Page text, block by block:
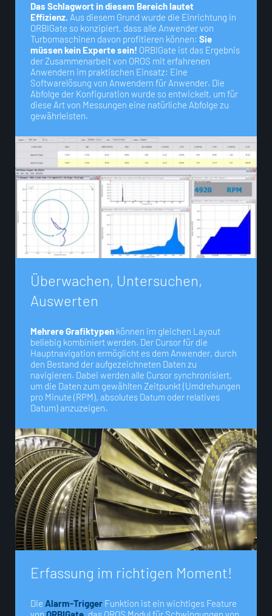
Das Schlagwort in diesem Bereich lautet
Effizienz. Aus diesem Grund wurde die Einrichtung in
ORBIGate so konzipiert, dass alle Anwender von
Turbomaschinen davon profitieren können: Sie
müssen kein Experte sein! ORBIGate ist das Ergebnis
der Zusammenarbeit von OROS mit erfahrenen
Anwendern im praktischen Einsatz: Eine
Softwarelösung von Anwendern für Anwender. Die
Abfolge der Konfiguration wurde so entwickelt, um für
diese Art von Messungen eine natürliche Abfolge zu
gewährleisten.
Überwachen, Untersuchen,
Auswerten
Mehrere Grafiktypen können im gleichen Layout
beliebig kombiniert werden. Der Cursor für die
Hauptnavigation ermöglicht es dem Anwender, durch
den Bestand der aufgezeichneten Daten zu
navigieren. Dabei werden alle Cursor synchronisiert,
um die Daten zum gewählten Zeitpunkt (Umdrehungen
pro Minute (RPM), absolutes Datum oder relatives
Datum) anzuzeigen.
Erfassung im richtigen Moment!
Die Alarm-Trigger Funktion ist ein wichtiges Feature